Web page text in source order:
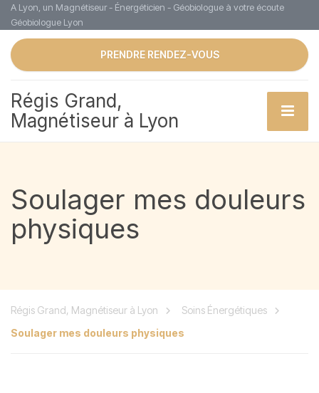
A Lyon, un Magnétiseur - Énergéticien - Géobiologue à votre écoute
Géobiologue Lyon
PRENDRE RENDEZ-VOUS
Régis Grand,
Magnétiseur à Lyon
Soulager mes douleurs
physiques
Régis Grand, Magnétiseur à Lyon
Soins Énergétiques
Soulager mes douleurs physiques